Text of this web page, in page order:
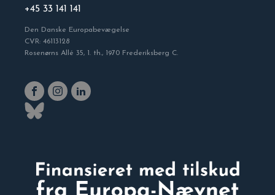
+45 33 141 141
Den Danske Europabevægelse
CVR: 46113128
Rosenørns Allé 35, 1. th., 1970 Frederiksberg C.